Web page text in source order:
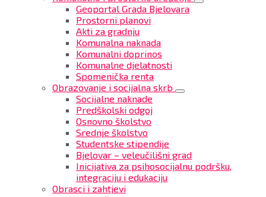
Geoportal Grada Bjelovara
Prostorni planovi
Akti za gradnju
Komunalna naknada
Komunalni doprinos
Komunalne djelatnosti
Spomenička renta
Obrazovanje i socijalna skrb
Socijalne naknade
Predškolski odgoj
Osnovno školstvo
Srednje školstvo
Studentske stipendije
Bjelovar – veleučilišni grad
Inicijativa za psihosocijalnu podršku,
integraciju i edukaciju
Obrasci i zahtjevi